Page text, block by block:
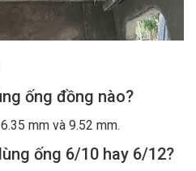
ống đồng nào?
mm và 9.52 mm.
ống 6/10 hay 6/12?